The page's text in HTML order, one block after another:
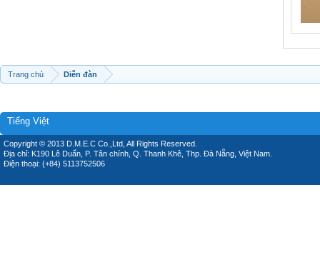
Trang chủ Diễn đàn
Tiếng Việt
Copyright © 2013 D.M.E.C Co.,Ltd, All Rights Reserved.
Địa chỉ: K190 Lê Duẩn, P. Tân chính, Q. Thanh Khê, Thp. Đà Nẵng, Việt Nam.
Điện thoại: (+84) 5113752506